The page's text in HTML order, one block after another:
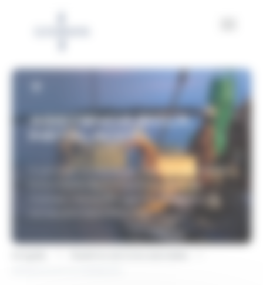
ASISTENCIA EN LA
INSTALACIÓN
A solicitud, un equipo de expertos de GISMAN
le acompaña durante todas las fases de